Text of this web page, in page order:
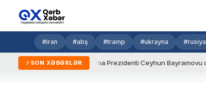
#iran #abş #tramp #ukrayna #rusiya
SON XƏBƏRLƏR
Ukrayna Prezidenti Ceyhun Bayramovu qəbul edib